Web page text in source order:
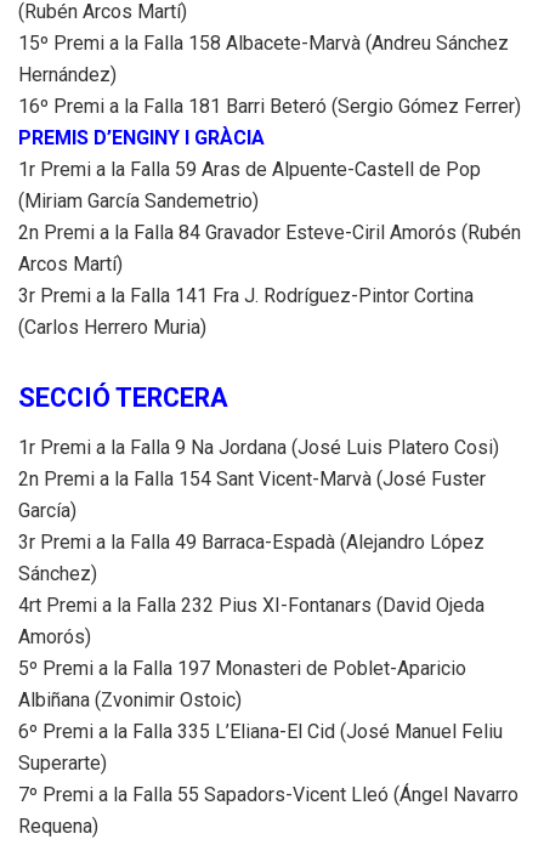
(Rubén Arcos Martí)
15º Premi a la Falla 158 Albacete-Marvà (Andreu Sánchez
Hernández)
16º Premi a la Falla 181 Barri Beteró (Sergio Gómez Ferrer)
PREMIS D’ENGINY I GRÀCIA
1r Premi a la Falla 59 Aras de Alpuente-Castell de Pop
(Miriam García Sandemetrio)
2n Premi a la Falla 84 Gravador Esteve-Ciril Amorós (Rubén
Arcos Martí)
3r Premi a la Falla 141 Fra J. Rodríguez-Pintor Cortina
(Carlos Herrero Muria)
SECCIÓ TERCERA
1r Premi a la Falla 9 Na Jordana (José Luis Platero Cosi)
2n Premi a la Falla 154 Sant Vicent-Marvà (José Fuster
García)
3r Premi a la Falla 49 Barraca-Espadà (Alejandro López
Sánchez)
4rt Premi a la Falla 232 Pius XI-Fontanars (David Ojeda
Amorós)
5º Premi a la Falla 197 Monasteri de Poblet-Aparicio
Albiñana (Zvonimir Ostoic)
6º Premi a la Falla 335 L’Eliana-El Cid (José Manuel Feliu
Superarte)
7º Premi a la Falla 55 Sapadors-Vicent Lleó (Ángel Navarro
Requena)